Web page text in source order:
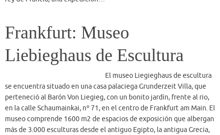
perteneció al Barón Von Liegieg, con un bonito jardín, frente al rio,
museo comprende 1600 m2 de espacios de exposición que albergan
más de 3.000 esculturas desde el antiguo Egipto, la antigua Grecia,
Barroco, el Rococó, el Neoclásico y hasta del sudeste Asiático,
Frankfurt: Museo
Senckenberg de Historia y